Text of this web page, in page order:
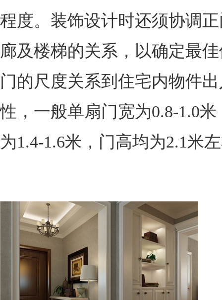
程度。装饰设计时还须协调
廊及楼梯的关系，以确定最
门的尺度关系到住宅内物件
性，一般单扇门宽为0.8-1.0
为1.4-1.6米，门高均为2.1米